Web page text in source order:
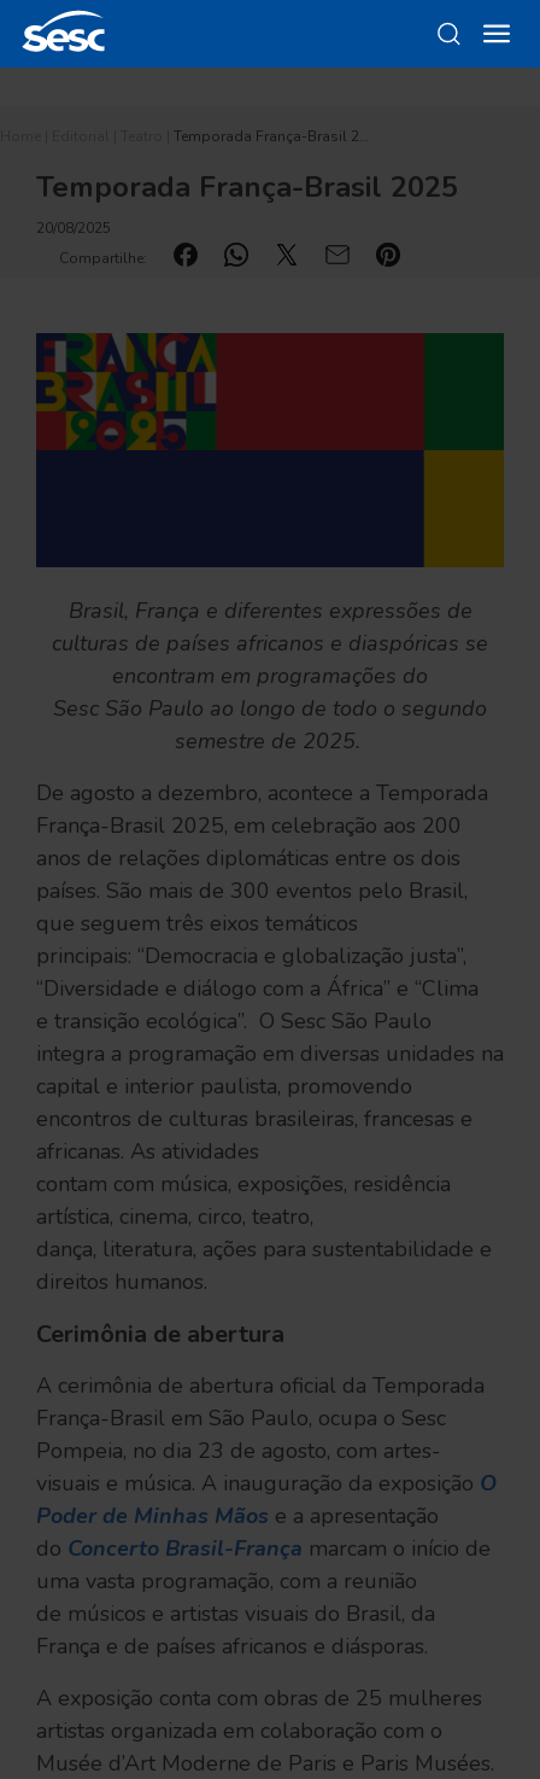
Temporada França-Brasil 2…
Temporada França-Brasil 2025
20/08/2025
Compartilhe:
Brasil, França e diferentes expressões de
culturas de países africanos e diaspóricas se
encontram em programações do
Sesc São Paulo ao longo de todo o segundo
semestre de 2025.
De agosto a dezembro, acontece a Temporada
França-Brasil 2025, em celebração aos 200
anos de relações diplomáticas entre os dois
países. São mais de 300 eventos pelo Brasil,
que seguem três eixos temáticos
principais: “Democracia e globalização justa”,
“Diversidade e diálogo com a África” e “Clima
e transição ecológica”. O Sesc São Paulo
integra a programação em diversas unidades na
capital e interior paulista, promovendo
encontros de culturas brasileiras, francesas e
africanas. As atividades
contam com música, exposições, residência
artística, cinema, circo, teatro,
dança, literatura, ações para sustentabilidade e
direitos humanos.
Cerimônia de abertura
A cerimônia de abertura oficial da Temporada
França-Brasil em São Paulo, ocupa o Sesc
Pompeia, no dia 23 de agosto, com artes-
visuais e música. A inauguração da exposição O
Poder de Minhas Mãos e a apresentação
do Concerto Brasil-França marcam o início de
uma vasta programação, com a reunião
de músicos e artistas visuais do Brasil, da
França e de países africanos e diásporas.
A exposição conta com obras de 25 mulheres
artistas organizada em colaboração com o
Musée d’Art Moderne de Paris e Paris Musées.